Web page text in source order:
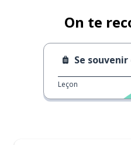
On te
Se souvenir
Leçon